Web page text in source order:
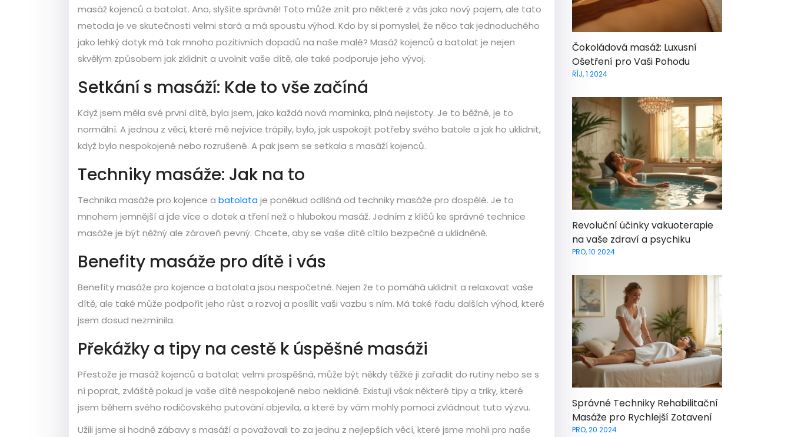
masáž kojenců a batolat. Ano, slyšíte správně! Toto může znít pro některé z vás jako nový pojem, ale tato
metoda je ve skutečnosti velmi stará a má spoustu výhod. Kdo by si pomyslel, že něco tak jednoduchého
jako lehký dotyk má tak mnoho pozitivních dopadů na naše malé? Masáž kojenců a batolat je nejen
skvělým způsobem jak zklidnit a uvolnit vaše dítě, ale také podporuje jeho vývoj.
Setkání s masáží: Kde to vše začíná
Když jsem měla své první dítě, byla jsem, jako každá nová maminka, plná nejistoty. Je to běžné, je to
normální. A jednou z věcí, které mě nejvíce trápily, bylo, jak uspokojit potřeby svého batole a jak ho uklidnit,
když bylo nespokojené nebo rozrušené. A pak jsem se setkala s masáží kojenců.
Techniky masáže: Jak na to
Technika masáže pro kojence a batolataje poněkud odlišná od techniky masáže pro dospělé. Je to
mnohem jemnější a jde více o dotek a tření než o hlubokou masáž. Jedním z klíčů ke správné technice
masáže je být něžný ale zároveň pevný. Chcete, aby se vaše dítě cítilo bezpečně a uklidněně.
Benefity masáže pro dítě i vás
Benefity masáže pro kojence a batolata jsou nespočetné. Nejen že to pomáhá uklidnit a relaxovat vaše
dítě, ale také může podpořit jeho růst a rozvoj a posílit vaši vazbu s ním. Má také řadu dalších výhod, které
jsem dosud nezmínila.
Překážky a tipy na cestě k úspěšné masáži
Přestože je masáž kojenců a batolat velmi prospěšná, může být někdy těžké ji zařadit do rutiny nebo se s
ní poprat, zvláště pokud je vaše dítě nespokojené nebo neklidné. Existují však některé tipy a triky, které
jsem během svého rodičovského putování objevila, a které by vám mohly pomoci zvládnout tuto výzvu.
Užili jsme si hodně zábavy s masáží a považovali to za jednu z nejlepších věcí, které jsme mohli pro naše
Čokoládová masáž: Luxusní
Ošetření pro Vaši Pohodu
ŘÍJ, 1 2024
Revoluční účinky vakuoterapie
na vaše zdraví a psychiku
PRO, 10 2024
Správné Techniky Rehabilitační
Masáže pro Rychlejší Zotavení
PRO, 20 2024